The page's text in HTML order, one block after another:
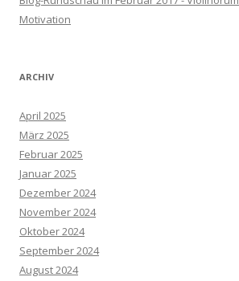
Motivation
ARCHIV
April 2025
März 2025
Februar 2025
Januar 2025
Dezember 2024
November 2024
Oktober 2024
September 2024
August 2024